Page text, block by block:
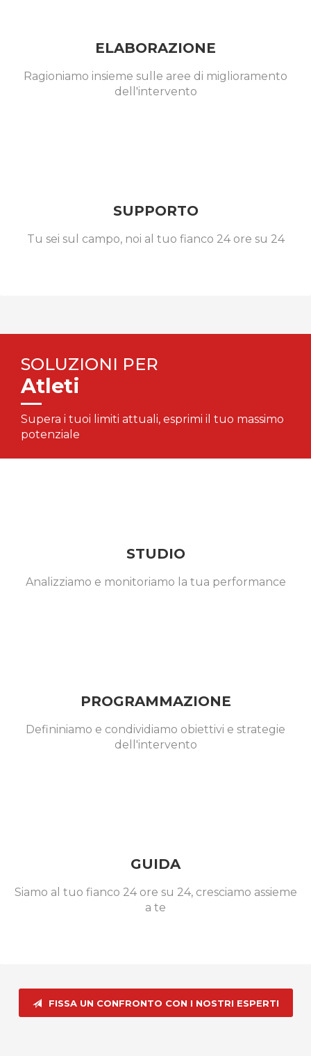
ELABORAZIONE
Ragioniamo insieme sulle aree di miglioramento
dell'intervento
SUPPORTO
Tu sei sul campo, noi al tuo fianco 24 ore su 24
SOLUZIONI PER
Atleti
Supera i tuoi limiti attuali, esprimi il tuo massimo
potenziale
STUDIO
Analizziamo e monitoriamo la tua performance
PROGRAMMAZIONE
Defininiamo e condividiamo obiettivi e strategie
dell'intervento
GUIDA
Siamo al tuo fianco 24 ore su 24, cresciamo assieme
a te
FISSA UN CONFRONTO CON I NOSTRI ESPERTI